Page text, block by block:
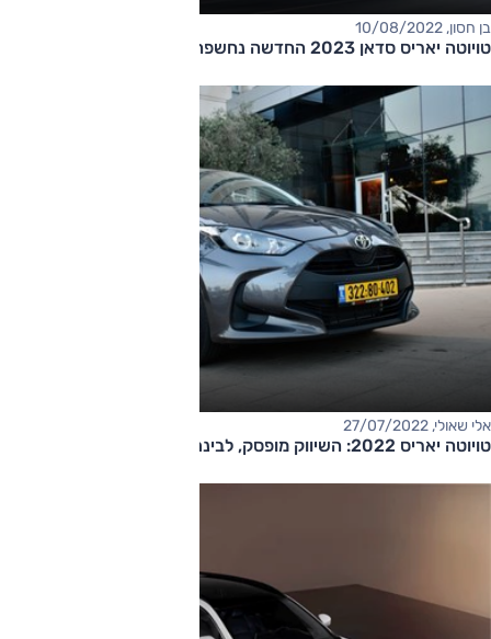
בן חסון, 10/08/2022
טויוטה יאריס סדאן 2023 החדשה נחשפה רשמית
אלי שאולי, 27/07/2022
טויוטה יאריס 2022: השיווק מופסק, לבינתיים